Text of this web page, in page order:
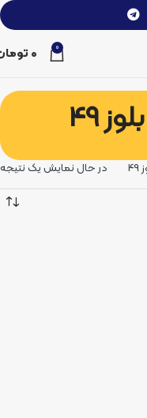
0
0
در حال نمایش یک نتیجه